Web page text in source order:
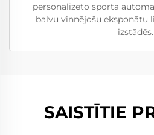
personalizēto sporta
balvu vinnējošu eksponātu
izstādēs.
SAISTĪTIE